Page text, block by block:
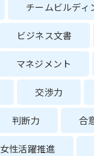
チームビルディ
ビジネス文書
マネジメント
交渉力
判断力 合
女性活躍推進